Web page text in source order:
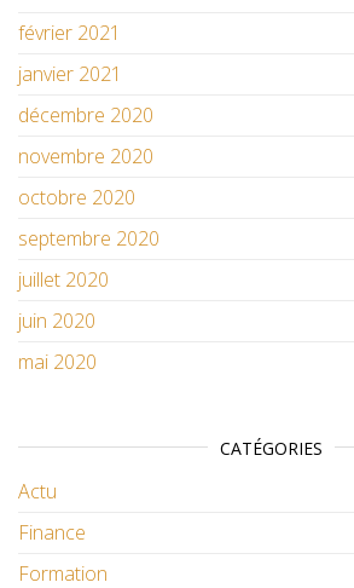
février 2021
janvier 2021
décembre 2020
novembre 2020
octobre 2020
septembre 2020
juillet 2020
juin 2020
mai 2020
CATÉGORIES
Actu
Finance
Formation